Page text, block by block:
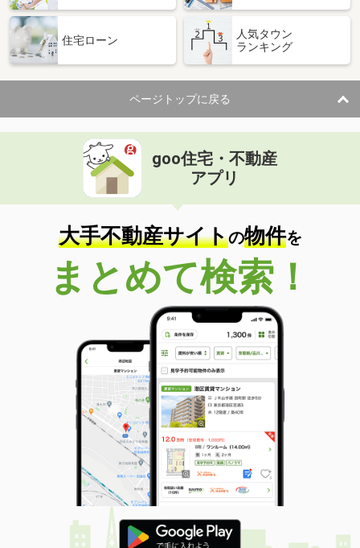
住宅ローン
人気タウン
ランキング
ページトップに戻る
goo住宅・不動産
アプリ
大手不動産サイトの物件を
まとめて検索！